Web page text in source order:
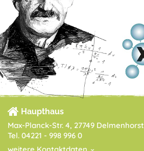
Haupthaus
Max-Planck-Str. 4, 27749 Delmenhorst
Tel. 04221 - 998 996 0